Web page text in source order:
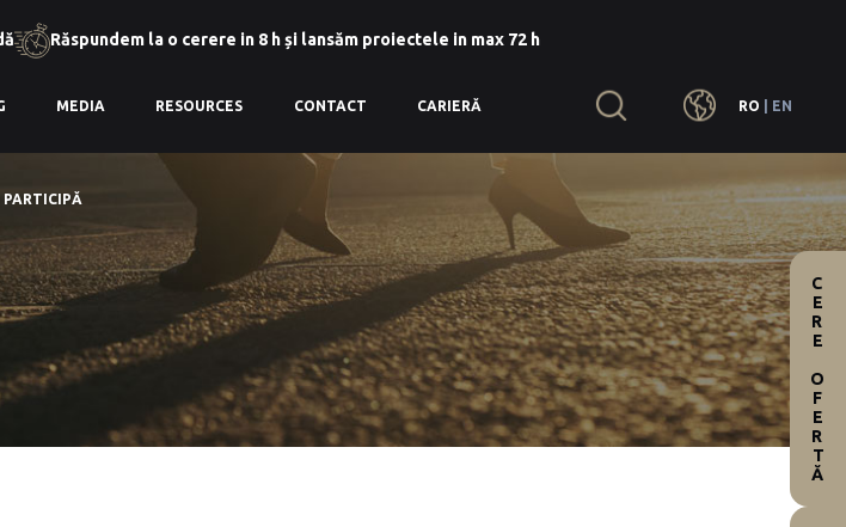
Răspundem la o cerere in 8 h și lansăm proiectele in max 72 h
RO EN
MEDIA RESOURCES CONTACT CARIERĂ
PARTICIPĂ
CERE OFERTĂ